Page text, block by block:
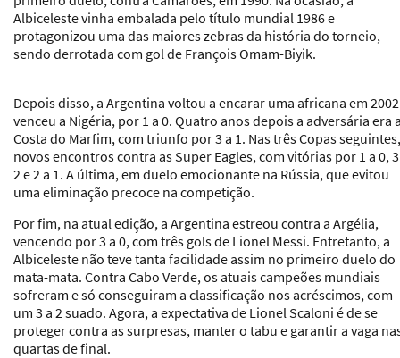
Albiceleste vinha embalada pelo título mundial 1986 e
protagonizou uma das maiores zebras da história do torneio,
sendo derrotada com gol de François Omam-Biyik.
Depois disso, a Argentina voltou a encarar uma africana em
venceu a Nigéria, por 1 a 0. Quatro anos depois a adversária era
Costa do Marfim, com triunfo por 3 a 1. Nas três Copas seguintes,
novos encontros contra as Super Eagles, com vitórias por 1 a 0,
2 e 2 a 1. A última, em duelo emocionante na Rússia, que evitou
uma eliminação precoce na competição.
Por fim, na atual edição, a Argentina estreou contra a Argélia,
vencendo por 3 a 0, com três gols de Lionel Messi. Entretanto, a
Albiceleste não teve tanta facilidade assim no primeiro duelo do
mata-mata. Contra Cabo Verde, os atuais campeões mundiais
sofreram e só conseguiram a classificação nos acréscimos, com
um 3 a 2 suado. Agora, a expectativa de Lionel Scaloni é de se
proteger contra as surpresas, manter o tabu e garantir a vaga
quartas de final.